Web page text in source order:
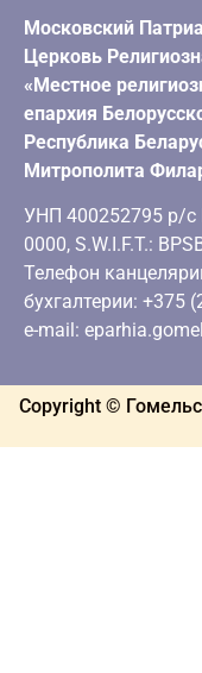
Московский
Церковь
«Местное
епархия
Республика
Митрополита
УНП 400252795 р/с
0000, S.W.I.F.T.:
Телефон
бухгалтерии: +375
e-mail:
Copyright ©